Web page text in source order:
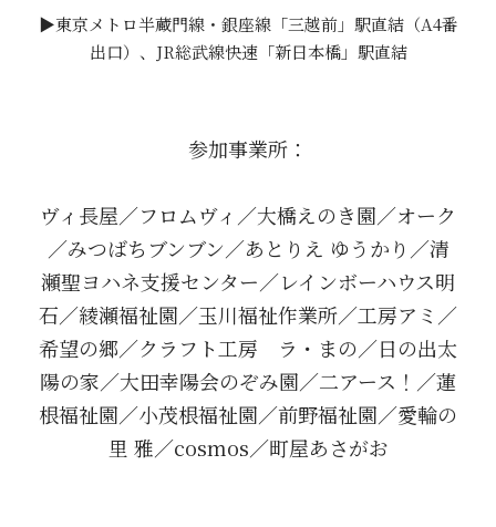
▶東京メトロ半蔵門線・銀座線「三越前」駅直結（A4番
出口）、JR総武線快速「新日本橋」駅直結
参加事業所：
ヴィ長屋／フロムヴィ／大橋えのき園／オーク
／みつばちブンブン／あとりえ ゆうかり／清
瀬聖ヨハネ支援センター／レインボーハウス明
石／綾瀬福祉園／玉川福祉作業所／工房アミ／
希望の郷／クラフト工房　ラ・まの／日の出太
陽の家／大田幸陽会のぞみ園／二アース！／蓮
根福祉園／小茂根福祉園／前野福祉園／愛輪の
里 雅／cosmos／町屋あさがお